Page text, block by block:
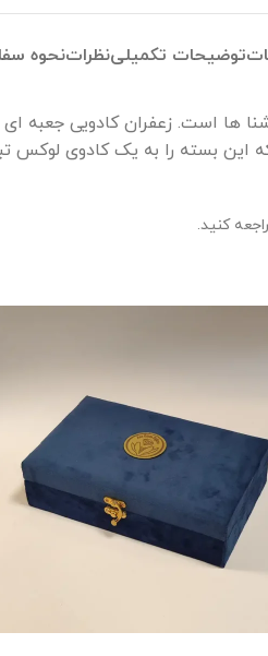
توضیحات تکمیلینظراتنحوه
این بسته را به یک کادوی
کنید.